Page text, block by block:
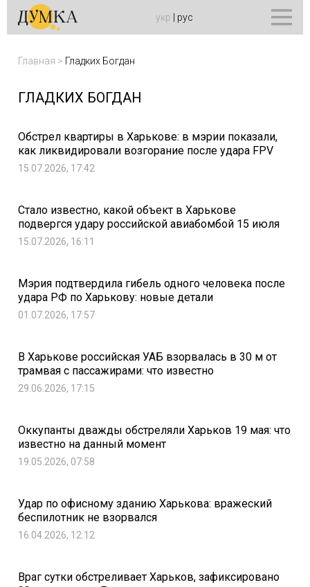
укр рус
Главная > Гладких Богдан
ГЛАДКИХ БОГДАН
Обстрел квартиры в Харькове: в мэрии показали,
как ликвидировали возгорание после удара FPV
15.07.2026, 17:42
Стало известно, какой объект в Харькове
подвергся удару российской авиабомбой 15 июля
15.07.2026, 16:11
Мэрия подтвердила гибель одного человека после
удара РФ по Харькову: новые детали
01.07.2026, 17:57
В Харькове российская УАБ взорвалась в 30 м от
трамвая с пассажирами: что известно
29.06.2026, 17:15
Оккупанты дважды обстреляли Харьков 19 мая: что
известно на данный момент
19.05.2026, 07:58
Удар по офисному зданию Харькова: вражеский
беспилотник не взорвался
16.04.2026, 12:12
Враг сутки обстреливает Харьков, зафиксировано